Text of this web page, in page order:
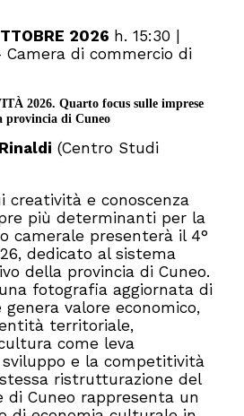
2026 h. 15:30 |
Camera di commercio di
2026.Quarto focus sulle imprese
provincia di Cuneo
(Centro Studi
creatività e conoscenza
più determinanti per la
camerale presenterà il 4°
dedicato al sistema
della provincia di Cuneo.
fotografia aggiornata di
valore economico,
territoriale,
come leva
e la competitività
ristrutturazione del
di Cuneo rappresenta un